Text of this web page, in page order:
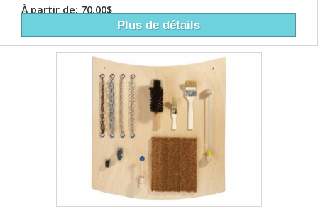
À partir de: 70,00$
Plus de détails